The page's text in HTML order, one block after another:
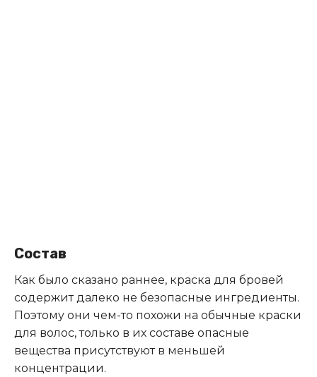
Состав
Как было сказано раннее, краска для бровей
содержит далеко не безопасные ингредиенты.
Поэтому они чем-то похожи на обычные краски
для волос, только в их составе опасные
вещества присутствуют в меньшей
концентрации.